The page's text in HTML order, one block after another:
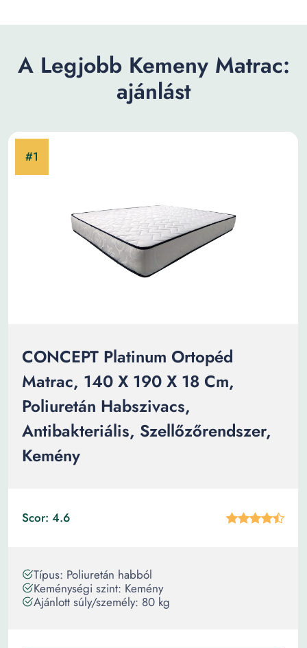
A Legjobb Kemeny Matrac:
ajánlást
CONCEPT Platinum Ortopéd
Matrac, 140 X 190 X 18 Cm,
Poliuretán Habszivacs,
Antibakteriális, Szellőzőrendszer,
Kemény
Scor: 4.6
Típus: Poliuretán habból
Keménységi szint: Kemény
Ajánlott súly/személy: 80 kg